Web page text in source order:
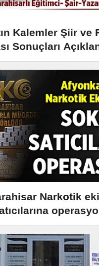
Kalemler Şiir ve
Sonuçları
Narkotik